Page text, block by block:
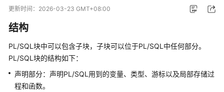
动
务
公
告
更新时间： 2026-03-23 GMT+08:00
结构
PL/SQL块中可以包含子块，子块可以位于PL/SQL中任何部分。
PL/SQL块的结构如下：
声明部分：声明PL/SQL用到的变量、类型、游标以及局部存储过
程和函数。